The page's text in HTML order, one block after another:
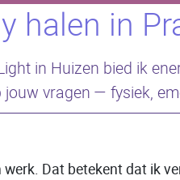
halen in
in Huizen bied ik
vragen — fysiek,
Dat betekent dat ik